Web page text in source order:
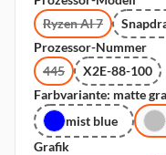
Ryzen AI 7
Prozessor-Nummer
445
X2E-88-100
Farbvariante: matte
mist blue
Grafik